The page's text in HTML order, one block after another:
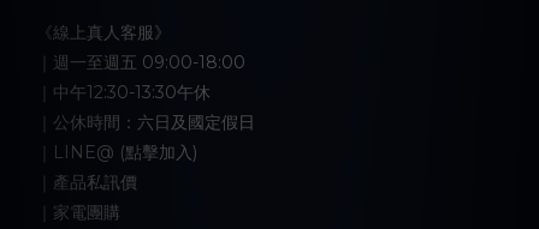
《線上真人客服》
｜週一至週五 09:00-18:00
｜中午12:30-13:30午休
｜公休時間：六日及國定假日
｜LINE@ (點擊加入)
｜產品私訊價
｜家電團購